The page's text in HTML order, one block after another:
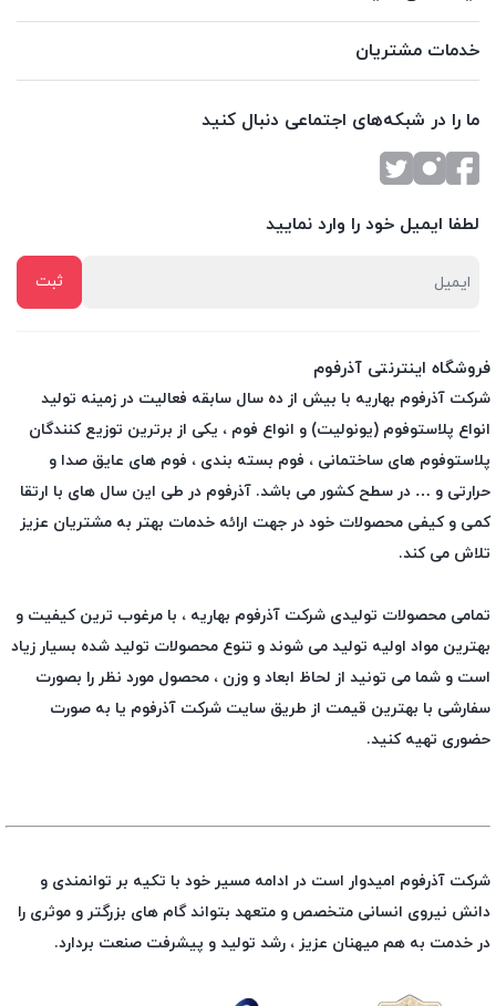
خدمات مشتریان
ما را در شبکه‌های اجتماعی دنبال کنید
لطفا ایمیل خود را وارد نمایید
فروشگاه اینترنتی آذرفوم
شرکت آذرفوم بهاریه با بیش از ده سال سابقه فعالیت در زمینه تولید
انواع پلاستوفوم (یونولیت) و انواع فوم ، یکی از برترین توزیع کنندگان
پلاستوفوم های ساختمانی ، فوم بسته بندی ، فوم های عایق صدا و
حرارتی و … در سطح کشور می باشد. آذرفوم در طی این سال های با ارتقا
کمی و کیفی محصولات خود در جهت ارائه خدمات بهتر به مشتریان عزیز
تلاش می کند.
تمامی محصولات تولیدی شرکت آذرفوم بهاریه ، با مرغوب ترین کیفیت و
بهترین مواد اولیه تولید می شوند و تنوع محصولات تولید شده بسیار زیاد
است و شما می تونید از لحاظ ابعاد و وزن ، محصول مورد نظر را بصورت
سفارشی با بهترین قیمت از طریق سایت شرکت آذرفوم یا به صورت
حضوری تهیه کنید.
شرکت آذرفوم امیدوار است در ادامه مسیر خود با تکیه بر توانمندی و
دانش نیروی انسانی متخصص و متعهد بتواند گام های بزرگتر و موثری را
در خدمت به هم میهنان عزیز ، رشد تولید و پیشرفت صنعت بردارد.